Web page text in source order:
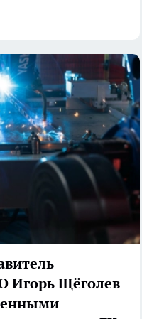
Игорь Щёголев